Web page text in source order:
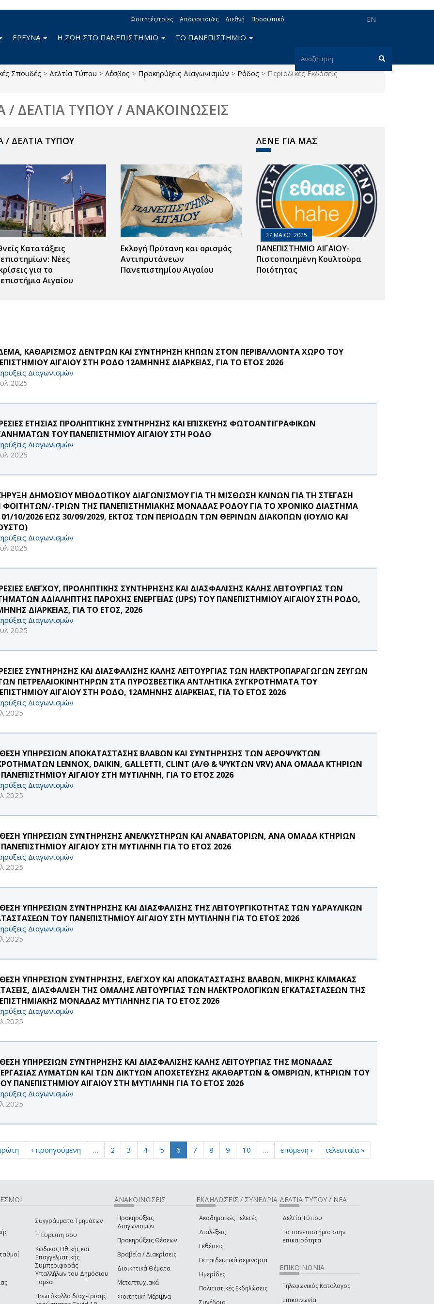
EN
Φοιτητές/τριες Απόφοιτοι/ες Διεθνή Προσωπικό
Φόρμα
αναζήτησης
Αναζήτηση
ΕΡΕΥΝΑ Η ΖΩΗ ΣΤΟ ΠΑΝΕΠΙΣΤΗΜΙΟ ΤΟ ΠΑΝΕΠΙΣΤΗΜΙΟ
Σπουδές > Δελτία Τύπου > Λέσβος > Προκηρύξεις Διαγωνισμών > Ρόδος > Περιοδικές Εκδόσεις
/ ΔΕΛΤΙΑ ΤΥΠΟΥ / ΑΝΑΚΟΙΝΩΣΕΙΣ
/ ΔΕΛΤΙΑ ΤΥΠΟΥ
Κατατάξεις
Νέες
για το
Αιγαίου
Εκλογή Πρύτανη και ορισμός
Αντιπρυτάνεων
Πανεπιστημίου Αιγαίου
ΛΕΝΕ ΓΙΑ ΜΑΣ
27 ΜΑΙΟΣ 2025
ΠΑΝΕΠΙΣΤΗΜΙΟ ΑΙΓΑΙΟΥ-
Πιστοποιημένη Κουλτούρα
Ποιότητας
ΚΑΘΑΡΙΣΜΟΣ ΔΕΝΤΡΩΝ ΚΑΙ ΣΥΝΤΗΡΗΣΗ ΚΗΠΩΝ ΣΤΟΝ ΠΕΡΙΒΑΛΛΟΝΤΑ ΧΩΡΟ ΤΟΥ
ΑΙΓΑΙΟΥ ΣΤΗ ΡΟΔΟ 12ΑΜΗΝΗΣ ΔΙΑΡΚΕΙΑΣ, ΓΙΑ ΤΟ ΕΤΟΣ 2026
Διαγωνισμών
2025
ΕΤΗΣΙΑΣ ΠΡΟΛΗΠΤΙΚΗΣ ΣΥΝΤΗΡΗΣΗΣ ΚΑΙ ΕΠΙΣΚΕΥΗΣ ΦΩΤΟΑΝΤΙΓΡΑΦΙΚΩΝ
ΤΟΥ ΠΑΝΕΠΙΣΤΗΜΙΟΥ ΑΙΓΑΙΟΥ ΣΤΗ ΡΟΔΟ
Διαγωνισμών
2025
ΔΗΜΟΣΙΟΥ ΜΕΙΟΔΟΤΙΚΟΥ ΔΙΑΓΩΝΙΣΜΟΥ ΓΙΑ ΤΗ ΜΙΣΘΩΣΗ ΚΛΙΝΩΝ ΓΙΑ ΤΗ ΣΤΕΓΑΣΗ
ΤΡΙΩΝ ΤΗΣ ΠΑΝΕΠΙΣΤΗΜΙΑΚΗΣ ΜΟΝΑΔΑΣ ΡΟΔΟΥ ΓΙΑ ΤΟ ΧΡΟΝΙΚΟ ΔΙΑΣΤΗΜΑ
10/2026 ΕΩΣ 30/09/2029, ΕΚΤΟΣ ΤΩΝ ΠΕΡΙΟΔΩΝ ΤΩΝ ΘΕΡΙΝΩΝ ΔΙΑΚΟΠΩΝ (ΙΟΥΛΙΟ ΚΑΙ
Διαγωνισμών
2025
ΕΛΕΓΧΟΥ, ΠΡΟΛΗΠΤΙΚΗΣ ΣΥΝΤΗΡΗΣΗΣ ΚΑΙ ΔΙΑΣΦΑΛΙΣΗΣ ΚΑΛΗΣ ΛΕΙΤΟΥΡΓΙΑΣ ΤΩΝ
ΑΔΙΑΛΗΠΤΗΣ ΠΑΡΟΧΗΣ ΕΝΕΡΓΕΙΑΣ (UPS) ΤΟΥ ΠΑΝΕΠΙΣΤΗΜΙΟΥ ΑΙΓΑΙΟΥ ΣΤΗ ΡΟΔΟ,
ΔΙΑΡΚΕΙΑΣ, ΓΙΑ ΤΟ ΕΤΟΣ, 2026
Διαγωνισμών
2025
ΣΥΝΤΗΡΗΣΗΣ ΚΑΙ ΔΙΑΣΦΑΛΙΣΗΣ ΚΑΛΗΣ ΛΕΙΤΟΥΡΓΙΑΣ ΤΩΝ ΗΛΕΚΤΡΟΠΑΡΑΓΩΓΩΝ ΖΕΥΓΩΝ
ΠΕΤΡΕΛΑΙΟΚΙΝΗΤΗΡΩΝ ΣΤΑ ΠΥΡΟΣΒΕΣΤΙΚΑ ΑΝΤΛΗΤΙΚΑ ΣΥΓΚΡΟΤΗΜΑΤΑ ΤΟΥ
ΑΙΓΑΙΟΥ ΣΤΗ ΡΟΔΟ, 12ΑΜΗΝΗΣ ΔΙΑΡΚΕΙΑΣ, ΓΙΑ ΤΟ ΕΤΟΣ 2026
Διαγωνισμών
2025
ΥΠΗΡΕΣΙΩΝ ΑΠΟΚΑΤΑΣΤΑΣΗΣ ΒΛΑΒΩΝ ΚΑΙ ΣΥΝΤΗΡΗΣΗΣ ΤΩΝ ΑΕΡΟΨΥΚΤΩΝ
LENNOX, DAIKIN, GALLETTI, CLINT (Α/Θ & ΨΥΚΤΩΝ VRV) ΑΝΑ ΟΜΑΔΑ ΚΤΗΡΙΩΝ
ΑΙΓΑΙΟΥ ΣΤΗ ΜΥΤΙΛΗΝΗ, ΓΙΑ ΤΟ ΕΤΟΣ 2026
Διαγωνισμών
2025
ΥΠΗΡΕΣΙΩΝ ΣΥΝΤΗΡΗΣΗΣ ΑΝΕΛΚΥΣΤΗΡΩΝ ΚΑΙ ΑΝΑΒΑΤΟΡΙΩΝ, ΑΝΑ ΟΜΑΔΑ ΚΤΗΡΙΩΝ
ΑΙΓΑΙΟΥ ΣΤΗ ΜΥΤΙΛΗΝΗ ΓΙΑ ΤΟ ΕΤΟΣ 2026
Διαγωνισμών
2025
ΥΠΗΡΕΣΙΩΝ ΣΥΝΤΗΡΗΣΗΣ ΚΑΙ ΔΙΑΣΦΑΛΙΣΗΣ ΤΗΣ ΛΕΙΤΟΥΡΓΙΚΟΤΗΤΑΣ ΤΩΝ ΥΔΡΑΥΛΙΚΩΝ
ΤΟΥ ΠΑΝΕΠΙΣΤΗΜΙΟΥ ΑΙΓΑΙΟΥ ΣΤΗ ΜΥΤΙΛΗΝΗ ΓΙΑ ΤΟ ΕΤΟΣ 2026
Διαγωνισμών
2025
ΥΠΗΡΕΣΙΩΝ ΣΥΝΤΗΡΗΣΗΣ, ΕΛΕΓΧΟΥ ΚΑΙ ΑΠΟΚΑΤΑΣΤΑΣΗΣ ΒΛΑΒΩΝ, ΜΙΚΡΗΣ ΚΛΙΜΑΚΑΣ
ΔΙΑΣΦΑΛΙΣΗ ΤΗΣ ΟΜΑΛΗΣ ΛΕΙΤΟΥΡΓΙΑΣ ΤΩΝ ΗΛΕΚΤΡΟΛΟΓΙΚΩΝ ΕΓΚΑΤΑΣΤΑΣΕΩΝ ΤΗΣ
ΜΟΝΑΔΑΣ ΜΥΤΙΛΗΝΗΣ ΓΙΑ ΤΟ ΕΤΟΣ 2026
Διαγωνισμών
2025
ΥΠΗΡΕΣΙΩΝ ΣΥΝΤΗΡΗΣΗΣ ΚΑΙ ΔΙΑΣΦΑΛΙΣΗΣ ΚΑΛΗΣ ΛΕΙΤΟΥΡΓΙΑΣ ΤΗΣ ΜΟΝΑΔΑΣ
ΛΥΜΑΤΩΝ ΚΑΙ ΤΩΝ ΔΙΚΤΥΩΝ ΑΠΟΧΕΤΕΥΣΗΣ ΑΚΑΘΑΡΤΩΝ & ΟΜΒΡΙΩΝ, ΚΤΗΡΙΩΝ ΤΟΥ
ΠΑΝΕΠΙΣΤΗΜΙΟΥ ΑΙΓΑΙΟΥ ΣΤΗ ΜΥΤΙΛΗΝΗ ΓΙΑ ΤΟ ΕΤΟΣ 2026
Διαγωνισμών
2025
‹ προηγούμενη … 2 3 4 5 6 7 8 9 10 … επόμενη › τελευταία »
Συγγράμματα Τμημάτων
Η Ευρώπη σου
Κώδικας Ηθικής και
Επαγγελματικής
Συμπεριφοράς
Υπαλλήλων του Δημόσιου
Τομέα
Πρωτόκολλα διαχείρισης
ΑΝΑΚΟΙΝΩΣΕΙΣ
Προκηρύξεις
Διαγωνισμών
Προκηρύξεις Θέσεων
Βραβεία / Διακρίσεις
Διοικητικά Θέματα
Μεταπτυχιακά
Φοιτητική Μέριμνα
ΕΚΔΗΛΩΣΕΙΣ / ΣΥΝΕΔΡΙΑ
Ακαδημαϊκές Τελετές
Διαλέξεις
Εκθέσεις
Εκπαιδευτικά σεμινάρια
Ημερίδες
Πολιτιστικές Εκδηλώσεις
Συνέδρια
ΔΕΛΤΙΑ ΤΥΠΟΥ / ΝΕΑ
Δελτία Τύπου
Το πανεπιστήμιο στην
επικαιρότητα
ΕΠΙΚΟΙΝΩΝΙΑ
Τηλεφωνικός Κατάλογος
Επικοινωνία